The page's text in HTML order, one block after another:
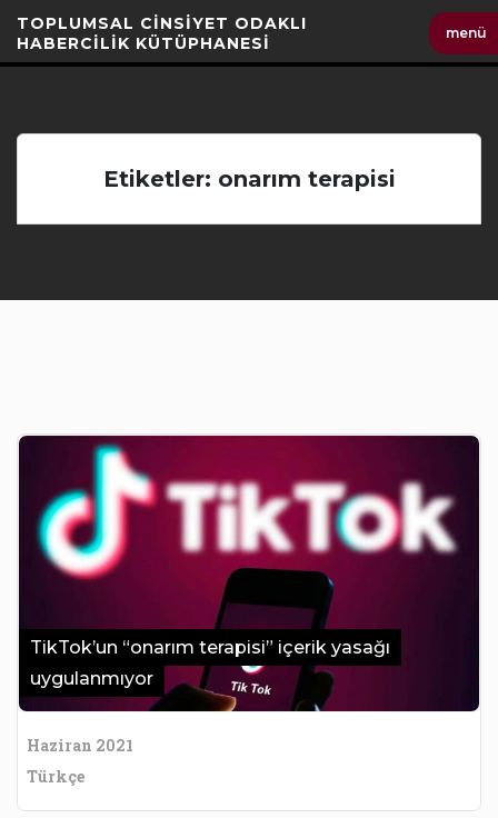
Geç
TOPLUMSAL CİNSİYET ODAKLI
HABERCİLİK KÜTÜPHANESİ
menü
Etiketler: onarım terapisi
TikTok’un “onarım terapisi” içerik yasağı
uygulanmıyor
Haziran 2021
Türkçe